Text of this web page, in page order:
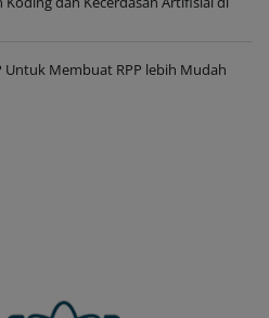
Untuk Membuat RPP lebih Mudah